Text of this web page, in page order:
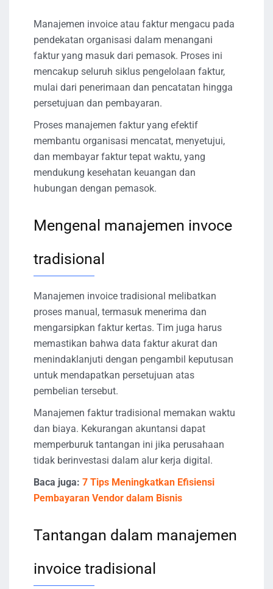
Manajemen invoice atau faktur mengacu pada
pendekatan organisasi dalam menangani
faktur yang masuk dari pemasok. Proses ini
mencakup seluruh siklus pengelolaan faktur,
mulai dari penerimaan dan pencatatan hingga
persetujuan dan pembayaran.
Proses manajemen faktur yang efektif
membantu organisasi mencatat, menyetujui,
dan membayar faktur tepat waktu, yang
mendukung kesehatan keuangan dan
hubungan dengan pemasok.
Mengenal manajemen invoce
tradisional
Manajemen invoice tradisional melibatkan
proses manual, termasuk menerima dan
mengarsipkan faktur kertas. Tim juga harus
memastikan bahwa data faktur akurat dan
menindaklanjuti dengan pengambil keputusan
untuk mendapatkan persetujuan atas
pembelian tersebut.
Manajemen faktur tradisional memakan waktu
dan biaya. Kekurangan akuntansi dapat
memperburuk tantangan ini jika perusahaan
tidak berinvestasi dalam alur kerja digital.
Baca juga: 7 Tips Meningkatkan Efisiensi
Pembayaran Vendor dalam Bisnis
Tantangan dalam manajemen
invoice tradisional